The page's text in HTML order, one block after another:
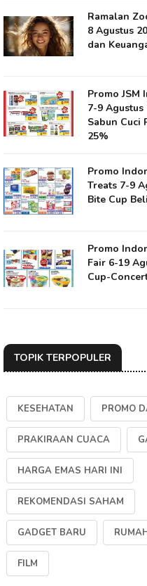
Ramalan
8 Agustus
dan
Promo JSM
7-9 Agustus
Sabun Cuci
25%
Promo
Treats 7-9
Bite Cup
Promo
Fair 6-19
Cup-
TOPIK TERPOPULER
KESEHATAN PROMO
PRAKIRAAN CUACA
HARGA EMAS HARI INI
REKOMENDASI SAHAM
GADGET BARU
FILM